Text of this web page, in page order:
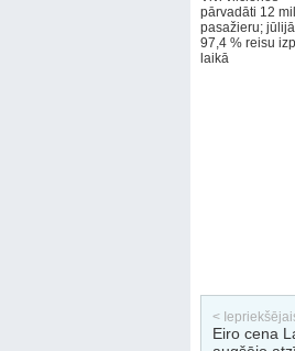
pārvadāti 12
pasažieru; jūlijā
97,4 % reisu
laikā
<
Eiro cena